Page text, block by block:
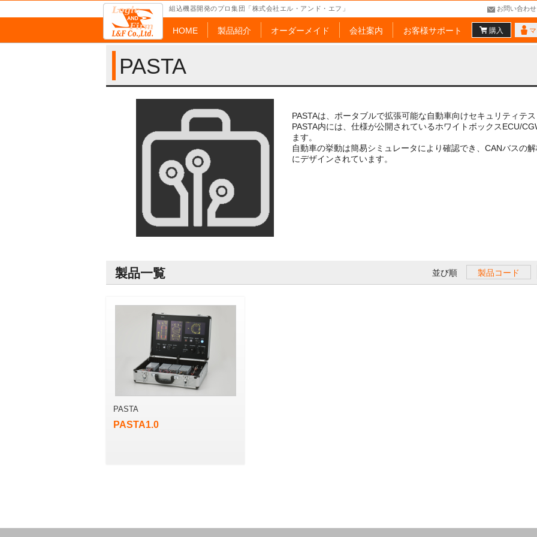
組込機器開発のプロ集団「株式会社エル・アンド・エフ」 お問い合わせ
HOME 製品紹介 オーダーメイド 会社案内 お客様サポート 購入
PASTA
PASTAは、ポータブルで拡張可能な自動車向けセキュリティテス
PASTA内には、仕様が公開されているホワイトボックスECU/
ます。
自動車の挙動は簡易シミュレータにより確認でき、CANバスの
にデザインされています。
製品一覧 並び順 製品コード
PASTA
PASTA1.0